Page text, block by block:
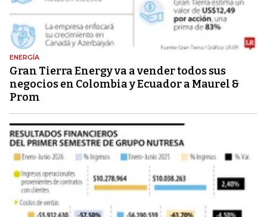
ENERGÍA
Gran Tierra Energy va a vender todos sus
negocios en Colombia y Ecuador a Maurel &
Prom